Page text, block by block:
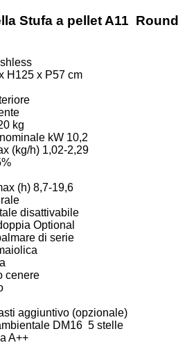
Stufa a pellet A11 Round
H125 x P57 cm
kg
kW 10,2
(kg/h) 1,02-2,29
(h) 8,7-19,6
disattivabile
Optional
di serie
cenere
aggiuntivo (opzionale)
DM16 5 stelle
A++